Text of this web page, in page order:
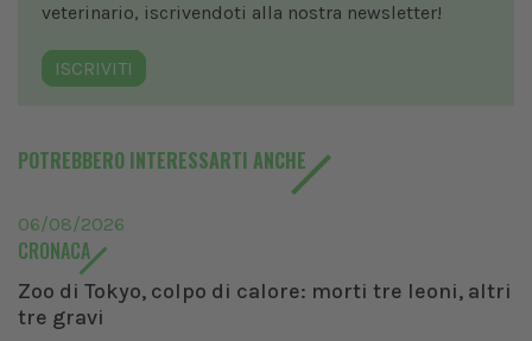
veterinario, iscrivendoti alla nostra newsletter!
ISCRIVITI
POTREBBERO INTERESSARTI ANCHE
06/08/2026
CRONACA
Zoo di Tokyo, colpo di calore: morti tre leoni, altri
tre gravi